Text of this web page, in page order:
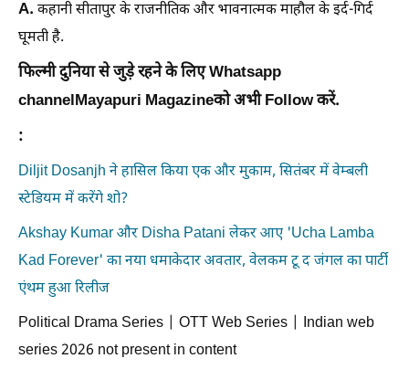
A. कहानी सीतापुर के राजनीतिक और भावनात्मक माहौल के इर्द-गिर्द
घूमती है.
फिल्मी दुनिया से जुड़े रहने के लिए Whatsapp
channelMayapuri Magazineको अभी Follow करें.
:
Diljit Dosanjh ने हासिल किया एक और मुकाम, सितंबर में वेम्बली
स्टेडियम में करेंगे शो?
Akshay Kumar और Disha Patani लेकर आए 'Ucha Lamba
Kad Forever' का नया धमाकेदार अवतार, वेलकम टू द जंगल का पार्टी
एंथम हुआ रिलीज
Political Drama Series | OTT Web Series | Indian web
series 2026 not present in content